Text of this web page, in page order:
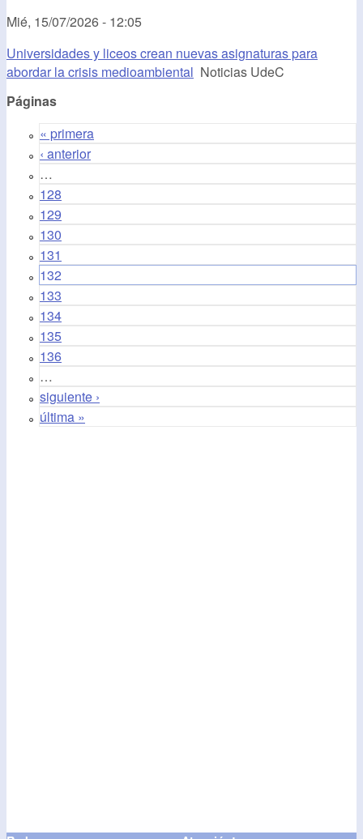
Mié, 15/07/2026 - 12:05
Universidades y liceos crean nuevas asignaturas para
abordar la crisis medioambiental Noticias UdeC
Páginas
« primera
‹ anterior
…
128
129
130
131
132
133
134
135
136
…
siguiente ›
última »